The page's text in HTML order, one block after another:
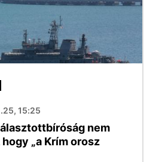
15:25
nem
„a Krím orosz